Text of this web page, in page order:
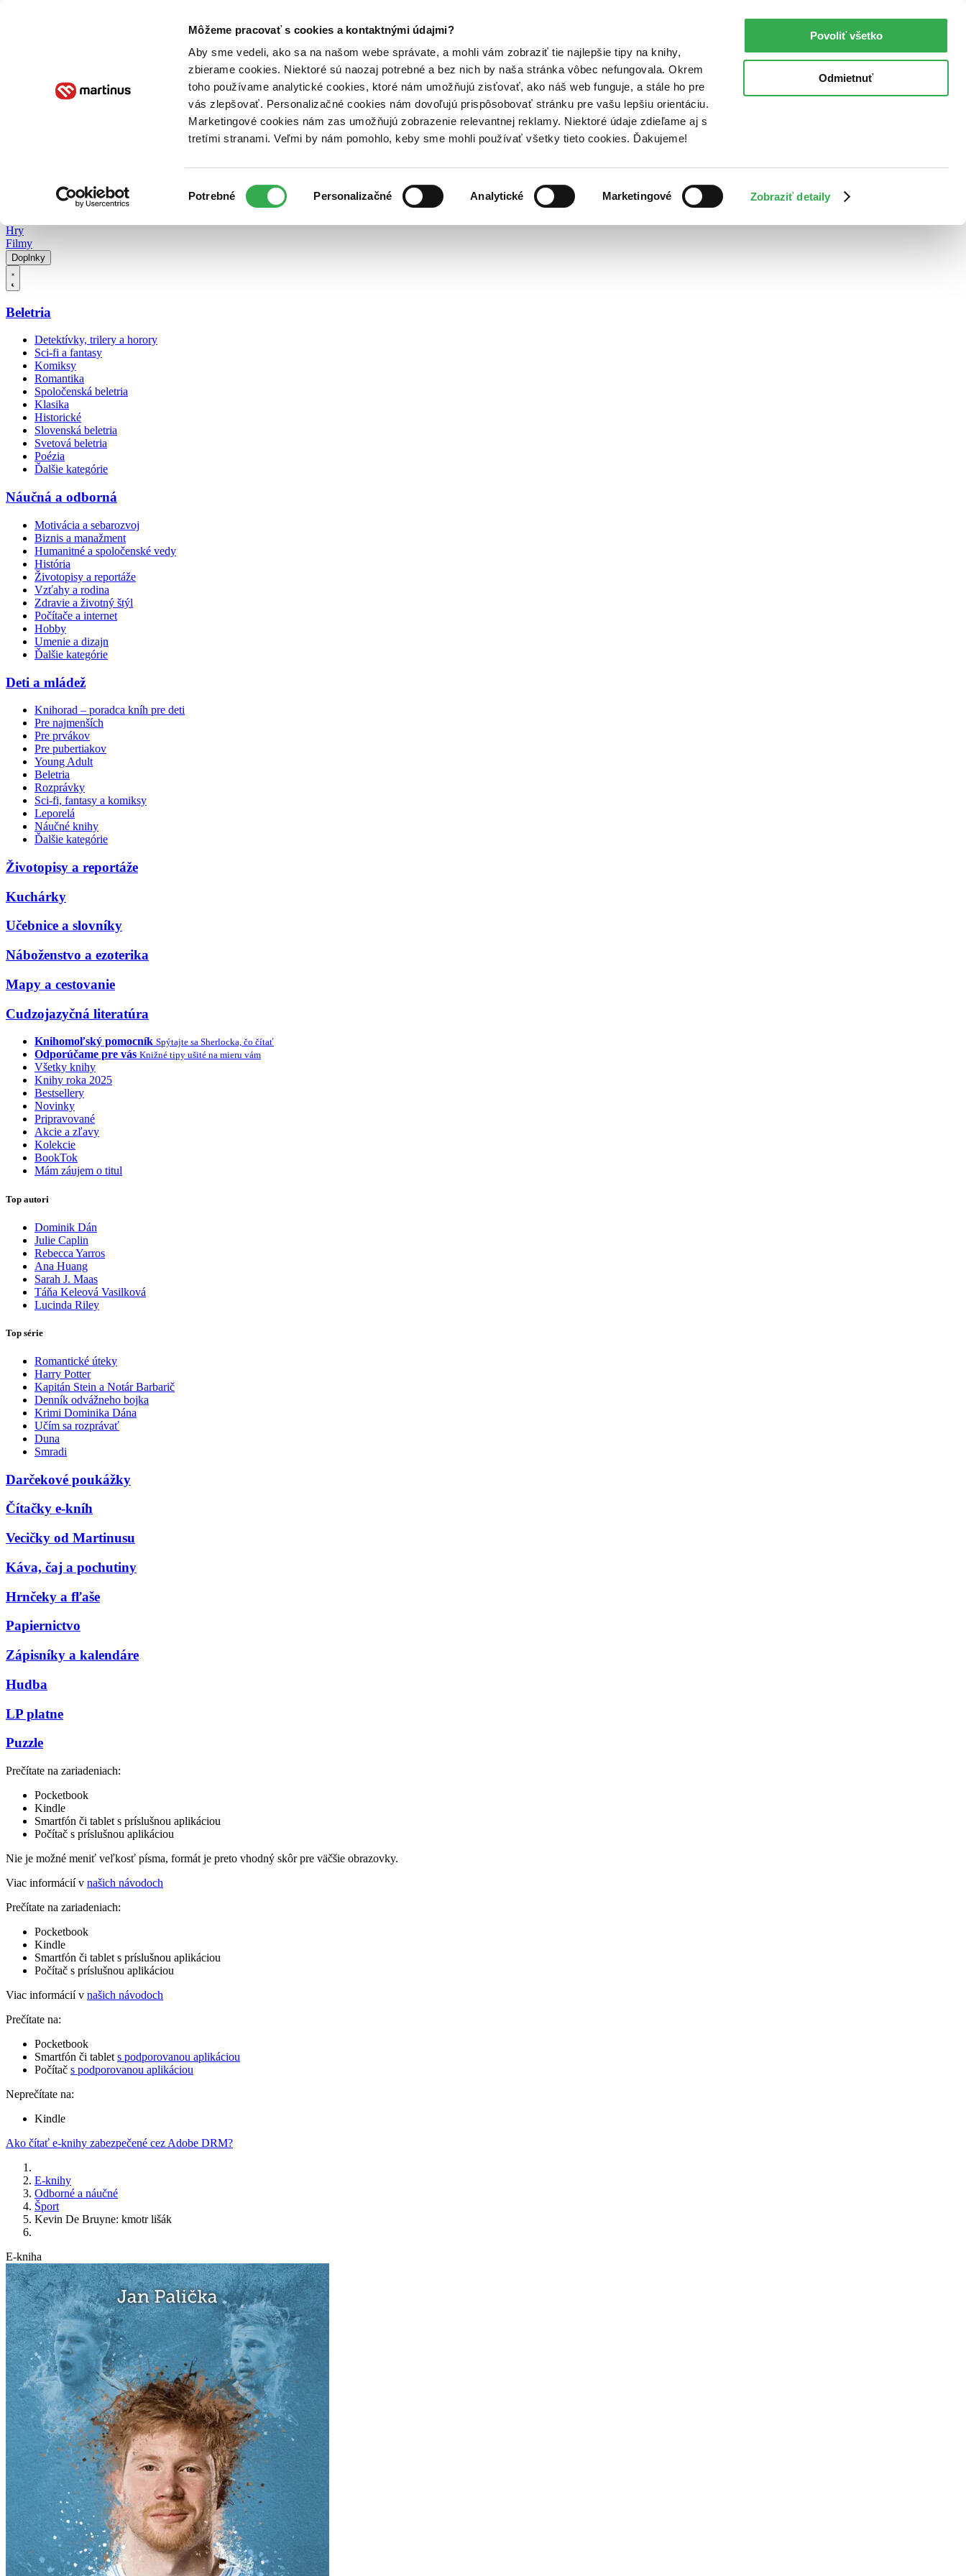
Môžeme pracovať s cookies a kontaktnými údajmi?
Aby sme vedeli, ako sa na našom webe správate, a mohli vám zobraziť tie najlepšie tipy na knihy,
zbierame cookies. Niektoré sú naozaj potrebné a bez nich by naša stránka vôbec nefungovala. Okrem
toho používame analytické cookies, ktoré nám umožňujú zisťovať, ako náš web funguje, a stále ho pre
vás zlepšovať. Personalizačné cookies nám dovoľujú prispôsobovať stránku pre vašu lepšiu orientáciu.
Marketingové cookies nám zas umožňujú zobrazenie relevantnej reklamy. Niektoré údaje zdieľame aj s
tretími stranami. Veľmi by nám pomohlo, keby sme mohli používať všetky tieto cookies. Ďakujeme!
súhlasu
Potrebné Personalizačné Analytické Marketingové Zobraziť detaily
Povoliť všetko
Odmietnuť
Poukážky Kontakt
Hry
Filmy
Doplnky
Beletria
Detektívky, trilery a horory
Sci-fi a fantasy
Komiksy
Romantika
Spoločenská beletria
Klasika
Historické
Slovenská beletria
Svetová beletria
Poézia
Ďalšie kategórie
Náučná a odborná
Motivácia a sebarozvoj
Biznis a manažment
Humanitné a spoločenské vedy
História
Životopisy a reportáže
Vzťahy a rodina
Zdravie a životný štýl
Počítače a internet
Hobby
Umenie a dizajn
Ďalšie kategórie
Deti a mládež
Knihorad – poradca kníh pre deti
Pre najmenších
Pre prvákov
Pre pubertiakov
Young Adult
Beletria
Rozprávky
Sci-fi, fantasy a komiksy
Leporelá
Náučné knihy
Ďalšie kategórie
Životopisy a reportáže
Kuchárky
Učebnice a slovníky
Náboženstvo a ezoterika
Mapy a cestovanie
Cudzojazyčná literatúra
Knihomoľský pomocník Spýtajte sa Sherlocka, čo čítať
Odporúčame pre vás Knižné tipy ušité na mieru vám
Všetky knihy
Knihy roka 2025
Bestsellery
Novinky
Pripravované
Akcie a zľavy
Kolekcie
BookTok
Mám záujem o titul
Top autori
Dominik Dán
Julie Caplin
Rebecca Yarros
Ana Huang
Sarah J. Maas
Táňa Keleová Vasilková
Lucinda Riley
Top série
Romantické úteky
Harry Potter
Kapitán Stein a Notár Barbarič
Denník odvážneho bojka
Krimi Dominika Dána
Učím sa rozprávať
Duna
Smradi
Darčekové poukážky
Čítačky e-kníh
Vecičky od Martinusu
Káva, čaj a pochutiny
Hrnčeky a fľaše
Papiernictvo
Zápisníky a kalendáre
Hudba
LP platne
Puzzle
Prečítate na zariadeniach:
Pocketbook
Kindle
Smartfón či tablet s príslušnou aplikáciou
Počítač s príslušnou aplikáciou
Nie je možné meniť veľkosť písma, formát je preto vhodný skôr pre väčšie obrazovky.
Viac informácií v našich návodoch
Prečítate na zariadeniach:
Pocketbook
Kindle
Smartfón či tablet s príslušnou aplikáciou
Počítač s príslušnou aplikáciou
Viac informácií v našich návodoch
Prečítate na:
Pocketbook
Smartfón či tablet s podporovanou aplikáciou
Počítač s podporovanou aplikáciou
Neprečítate na:
Kindle
Ako čítať e-knihy zabezpečené cez Adobe DRM?
E-knihy
Odborné a náučné
Šport
Kevin De Bruyne: kmotr lišák
E-kniha